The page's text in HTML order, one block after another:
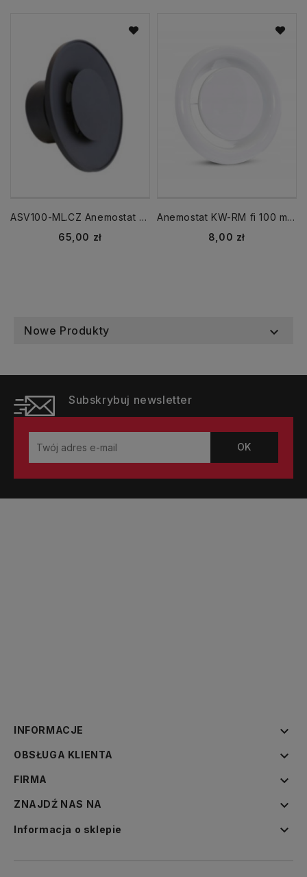
ASV100-ML.CZ Anemostat okrągły fi 100 nawiewno-wywiewny czarny
Cena
65,00 zł
Anemostat KW-RM fi 100 mm biały wyciągowy
Cena
8,00 zł
Nowe Produkty 
Subskrybuj newsletter
INFORMACJE 
OBSŁUGA KLIENTA 
FIRMA 
ZNAJDŹ NAS NA 
Informacja o sklepie 